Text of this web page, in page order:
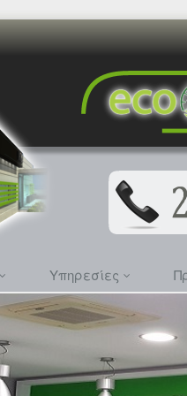
Υπηρεσίες